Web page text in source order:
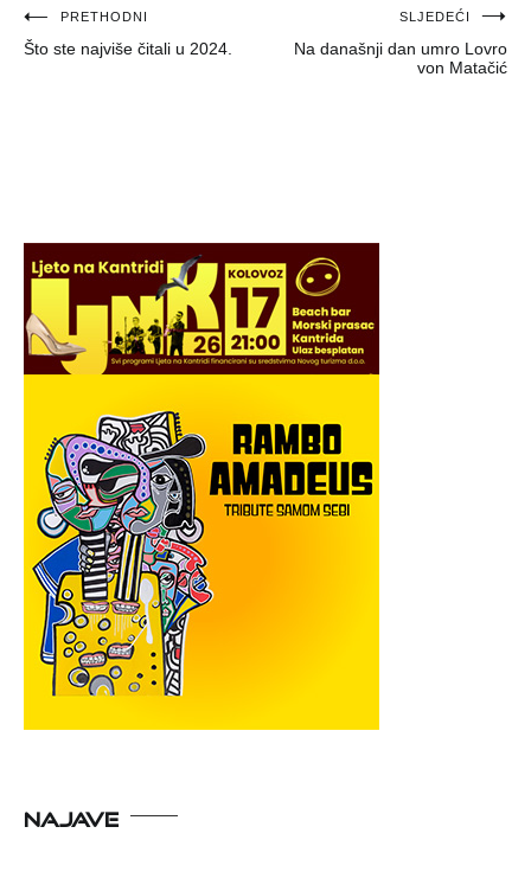
Navigacija
objava
PRETHODNI
Što ste najviše čitali u 2024.
SLJEDEĆI
Na današnji dan umro Lovro
von Matačić
NAJAVE